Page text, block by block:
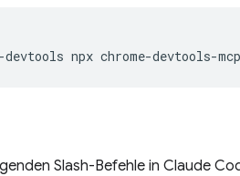
devtools npx
Slash-Befehle in Claude